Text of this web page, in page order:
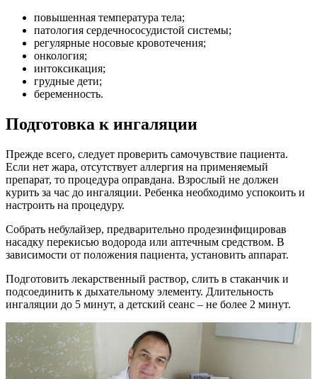
повышенная температура тела;
патология сердечнососудистой системы;
регулярные носовые кровотечения;
онкология;
интоксикация;
грудные дети;
беременность.
Подготовка к ингаляции
Прежде всего, следует проверить самочувствие пациента.
Если нет жара, отсутствует аллергия на применяемый
препарат, то процедура оправдана. Взрослый не должен
курить за час до ингаляции. Ребенка необходимо успокоить и
настроить на процедуру.
Собрать небулайзер, предварительно продезинфицировав
насадку перекисью водорода или аптечным средством. В
зависимости от положения пациента, установить аппарат.
Подготовить лекарственный раствор, слить в стаканчик и
подсоединить к дыхательному элементу. Длительность
ингаляции до 5 минут, а детский сеанс – не более 2 минут.